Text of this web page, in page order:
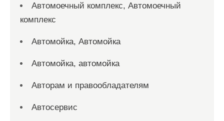
Автомоечный комплекс, Автомоечный
комплекс
Автомойка, Автомойка
Автомойка, автомойка
Авторам и правообладателям
Автосервис